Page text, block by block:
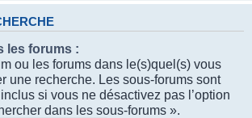
les forums :
ou les forums dans le(s)quel(s) vous
une recherche. Les sous-forums sont
si vous ne désactivez pas l’option
dans les sous-forums ».